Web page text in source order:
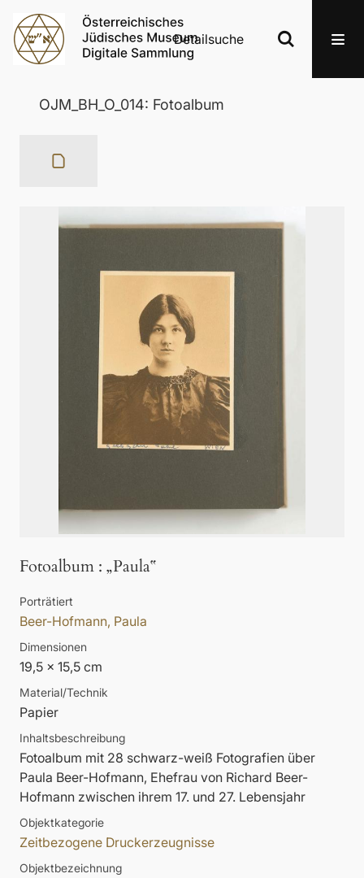
Detailsuche
OJM_BH_O_014: Fotoalbum
Fotoalbum : „Paula‟
Porträtiert
Beer-Hofmann, Paula
Dimensionen
19,5 x 15,5 cm
Material/Technik
Papier
Inhaltsbeschreibung
Fotoalbum mit 28 schwarz-weiß Fotografien über
Paula Beer-Hofmann, Ehefrau von Richard Beer-
Hofmann zwischen ihrem 17. und 27. Lebensjahr
Objektkategorie
Zeitbezogene Druckerzeugnisse
Objektbezeichnung